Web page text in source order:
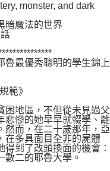
monster, and dark
魔法的世界
最優秀聰明的學生錦上
範》
地區，不但從未見過父
悲慘的她早早就輟學、離
然而，在二十歲那年，亞
在多具面目全非的屍體
到了改頭換面的機會：
數二的耶魯大學。